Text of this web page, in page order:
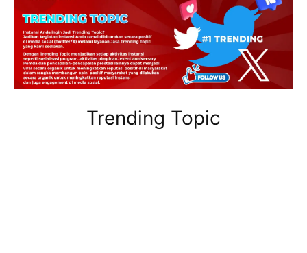
Trending Topic